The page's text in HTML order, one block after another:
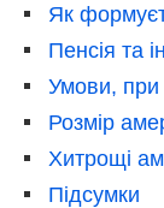
Як
Пенсія та
Умови, при
Розмір
Хитрощі
Підсумки